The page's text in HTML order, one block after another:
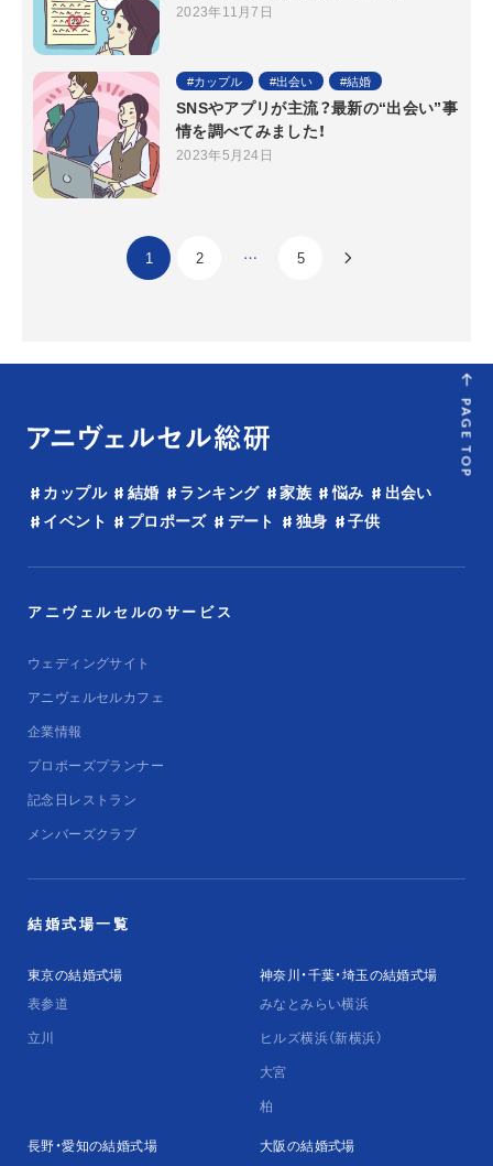
2023年11月7日
カップル 出会い 結婚
SNSやアプリが主流？最新の“出会い”事
情を調べてみました！
2023年5月24日
1 2 … 5
PAGE TOP
カップル 結婚 ランキング 家族 悩み
出会い
イベント
プロポーズ デート 独身 子供
アニヴェルセルのサービス
ウェディングサイト
アニヴェルセルカフェ
企業情報
プロポーズプランナー
記念日レストラン
メンバーズクラブ
結婚式場一覧
東京の結婚式場
表参道
立川
神奈川・千葉・埼玉の結婚式場
みなとみらい横浜
ヒルズ横浜（新横浜）
大宮
柏
長野・愛知の結婚式場
大阪の結婚式場